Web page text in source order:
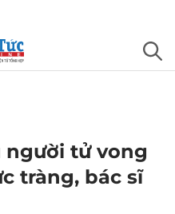
người tử vong
tràng, bác sĩ